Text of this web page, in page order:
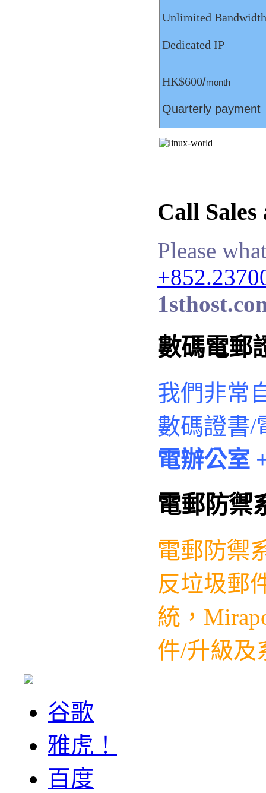
Unlimited Bandwidth
Dedicated IP
HK$600/month
Quarterly payment
Call
Please
數碼電郵
我們非常
數碼證書
電辦公室
電郵防禦
電郵防禦
反垃圾郵
統，
件/升級及
谷歌
雅虎！
百度